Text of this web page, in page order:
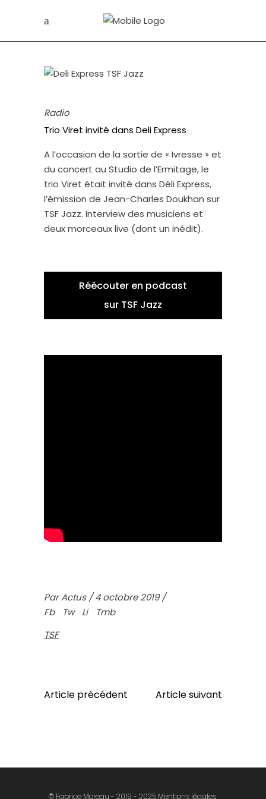
Radio
Trio Viret invité dans Deli Express
A l’occasion de la sortie de « Ivresse » et
du concert au Studio de l’Ermitage, le
trio Viret était invité dans Déli Express,
l’émission de Jean-Charles Doukhan sur
TSF Jazz. Interview des musiciens et
deux morceaux live (dont un inédit).
Réécouter en podcast
sur TSF Jazz
ParActus
4 octobre 2019
Fb
Tw Li
Tmb
TSF
Article précédent Article suivant
© Fabrice Moreau - 2019 - 2025 Mentions légales